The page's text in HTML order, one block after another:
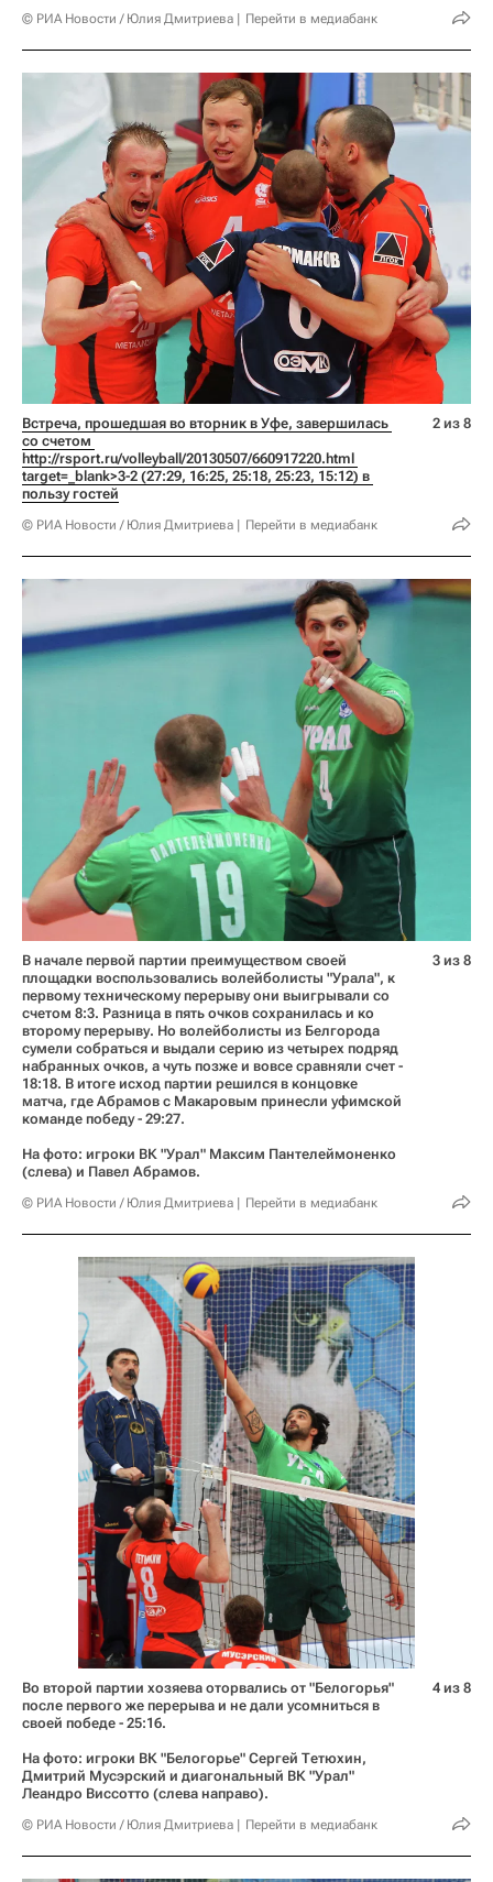
© РИА Новости / Юлия Дмитриева Перейти в медиабанк
Встреча, прошедшая во вторник в Уфе, завершилась
http://rsport.ru/volleyball/20130507/660917220.html
target=_blank>3-2 (27:29, 16:25, 25:18, 25:23, 15:12) в
пользу гостей
© РИА Новости / Юлия Дмитриева Перейти в медиабанк
2 из 8
В начале первой партии преимуществом своей
площадки воспользовались волейболисты "Урала", к
первому техническому перерыву они выигрывали со
счетом 8:3. Разница в пять очков сохранилась и ко
второму перерыву. Но волейболисты из Белгорода
сумели собраться и выдали серию из четырех подряд
набранных очков, а чуть позже и вовсе сравняли счет -
18:18. В итоге исход партии решился в концовке
матча, где Абрамов с Макаровым принесли уфимской
команде победу - 29:27.
На фото: игроки ВК "Урал" Максим Пантелеймоненко
(слева) и Павел Абрамов.
© РИА Новости / Юлия Дмитриева Перейти в медиабанк
3 из 8
Во второй партии хозяева оторвались от "Белогорья"
после первого же перерыва и не дали усомниться в
своей победе - 25:16.
На фото: игроки ВК "Белогорье" Сергей Тетюхин,
Дмитрий Мусэрский и диагональный ВК "Урал"
Леандро Виссотто (слева направо).
© РИА Новости / Юлия Дмитриева Перейти в медиабанк
4 из 8